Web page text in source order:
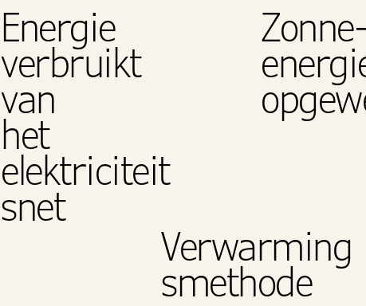
Energie
verbruikt
van
het
elektriciteit
snet
Verwarming
smethode